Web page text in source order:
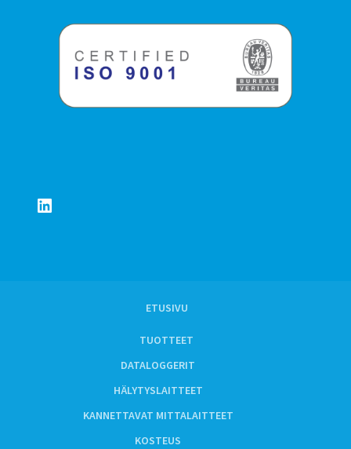
LinkedIn
ETUSIVU
TUOTTEET
DATALOGGERIT
HÄLYTYSLAITTEET
KANNETTAVAT MITTALAITTEET
KOSTEUS